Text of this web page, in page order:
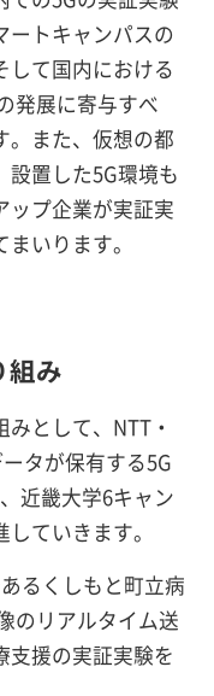
ートキャンパスの
して国内における
発展に寄与すべ
。また、仮想の都
置した5G環境も
ップ企業が実証実
いります。
組み
として、NTT・
タが保有する5G
近畿大学6キャン
ていきます。
るくしもと町立病
のリアルタイム送
支援の実証実験を